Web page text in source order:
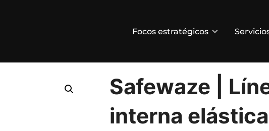
Focos estratégicos
Safewaze |
interna